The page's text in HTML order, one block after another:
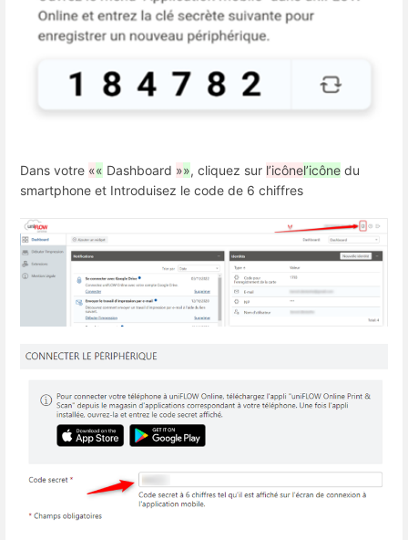
Dans votre «« Dashboard »», cliquez sur l’icônel’icône du
smartphone et Introduisez le code de 6 chiffres